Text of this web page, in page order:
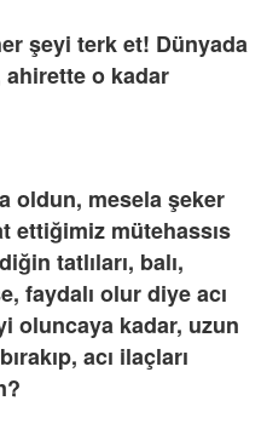
şeyi terk et! Dünyada
ahirette o kadar
oldun, mesela şeker
ettiğimiz mütehassıs
tatlıları, balı,
faydalı olur diye acı
oluncaya kadar, uzun
acı ilaçları